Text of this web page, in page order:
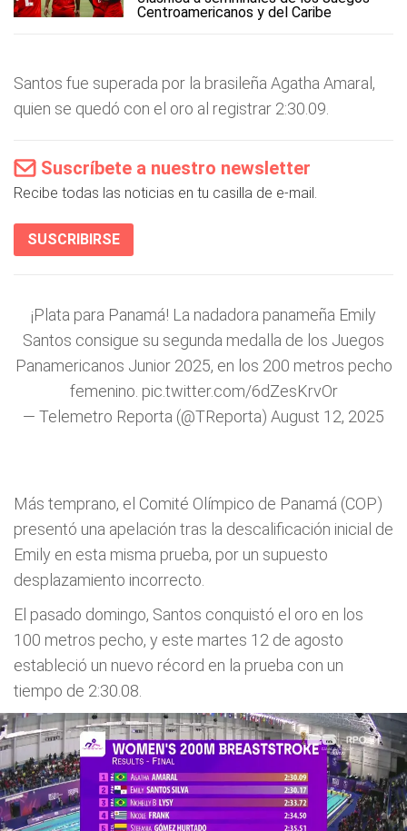
Centroamericanos y del Caribe
Santos fue superada por la brasileña Agatha Amaral,
quien se quedó con el oro al registrar 2:30.09.
Suscríbete a nuestro newsletter
Recibe todas las noticias en tu casilla de e-mail.
SUSCRIBIRSE
¡Plata para Panamá! La nadadora panameña Emily
Santos consigue su segunda medalla de los Juegos
Panamericanos Junior 2025, en los 200 metros pecho
femenino. pic.twitter.com/6dZesKrvOr
— Telemetro Reporta (@TReporta) August 12, 2025
Más temprano, el Comité Olímpico de Panamá (COP)
presentó una apelación tras la descalificación inicial de
Emily en esta misma prueba, por un supuesto
desplazamiento incorrecto.
El pasado domingo, Santos conquistó el oro en los
100 metros pecho, y este martes 12 de agosto
estableció un nuevo récord en la prueba con un
tiempo de 2:30.08.